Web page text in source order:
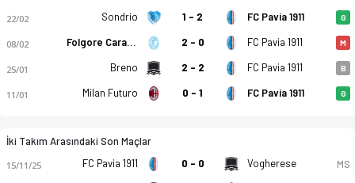
22/02 Sondrio 1 - 2 FC Pavia 1911 G
08/02 Folgore Caratese 2 - 0 FC Pavia 1911 M
25/01 Breno 2 - 2 FC Pavia 1911 B
11/01 Milan Futuro 0 - 1 FC Pavia 1911 G
İki Takım Arasındaki Son Maçlar
15/11/25 FC Pavia 1911 0 - 0 Vogherese MS